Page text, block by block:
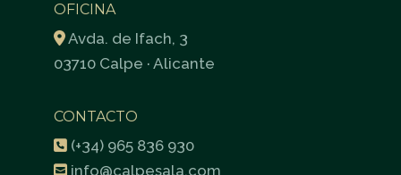
OFICINA
Avda. de Ifach, 3
03710 Calpe · Alicante
CONTACTO
(+34) 965 836 930
info@calpesala.com